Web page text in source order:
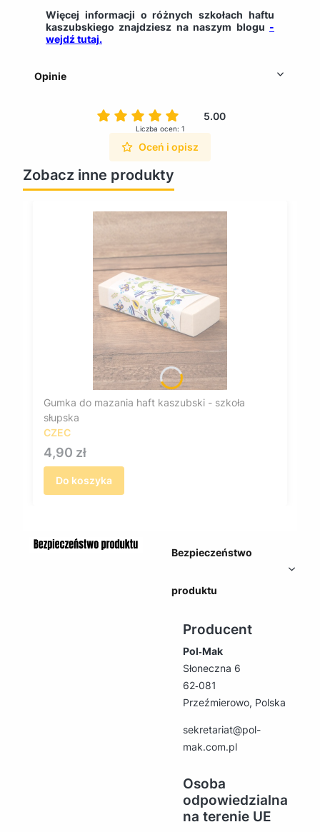
Więcej informacji o różnych szkołach haftu
kaszubskiego znajdziesz na naszym blogu -
wejdź tutaj.
Opinie
5.00
Liczba ocen: 1
Oceń i opisz
Zobacz inne produkty
Gumka do mazania haft kaszubski - szkoła
słupska
CZEC
Cena
4,90 zł
Do koszyka
Bezpieczeństwo
produktu
Producent
Pol‑Mak
Słoneczna 6
62‑081
Przeźmierowo, Polska
sekretariat@pol-
mak.com.pl
Osoba
odpowiedzialna
na terenie UE